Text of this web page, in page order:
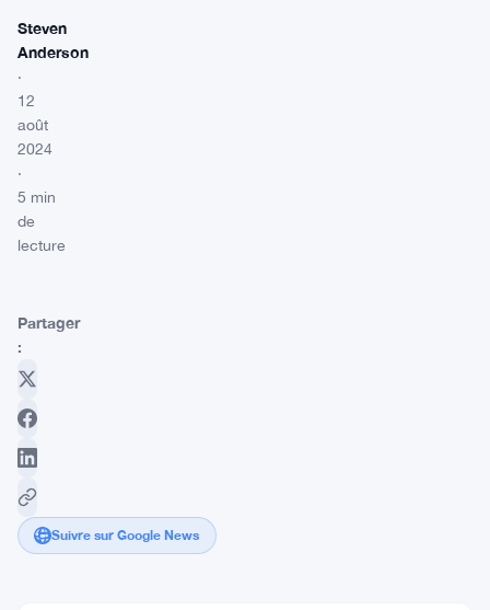
Steven
Anderson
·
12
août
2024
·
5 min
de
lecture
Partager
:
Suivre sur Google News